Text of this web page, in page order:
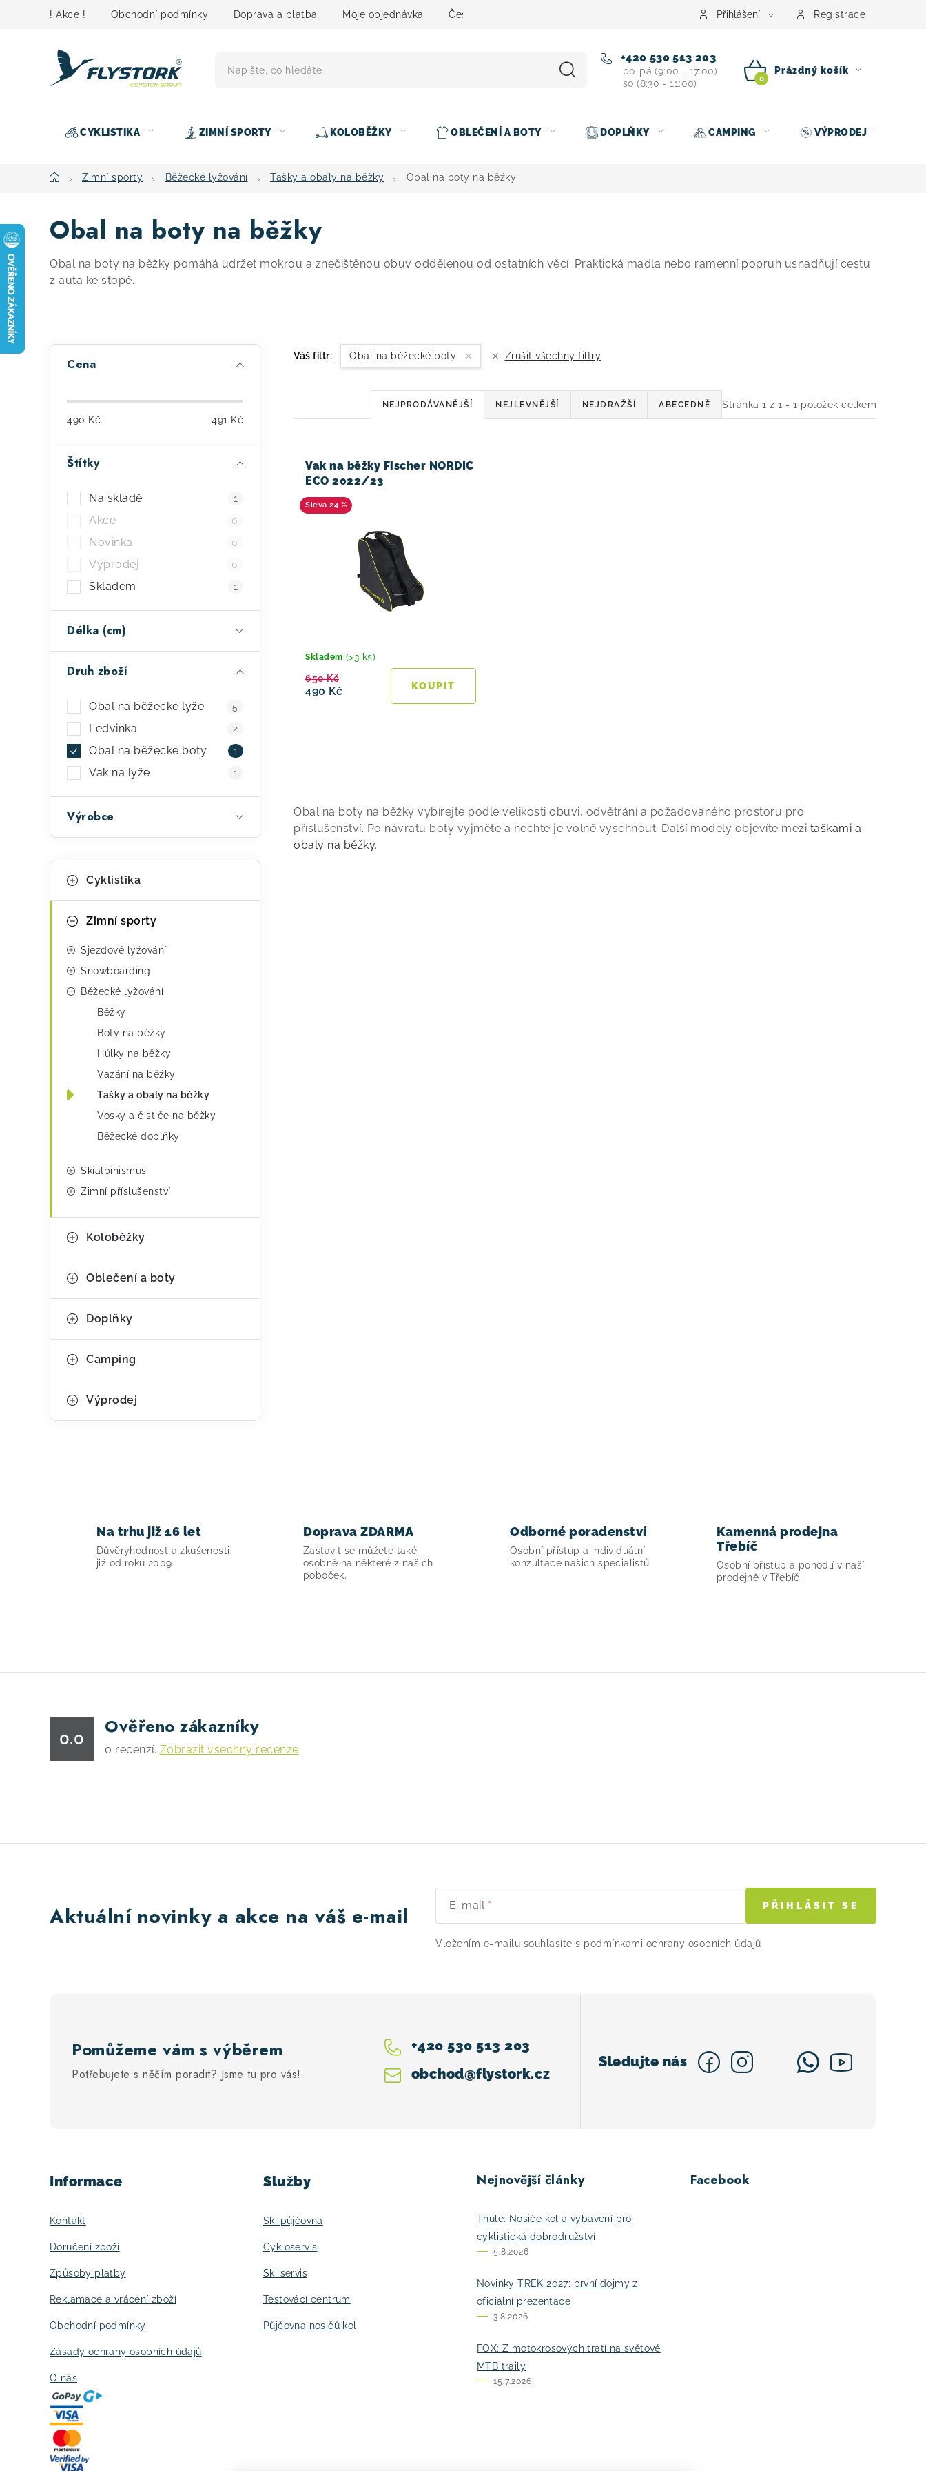
! Akce ! Obchodní podmínky Doprava a platba Moje objednávka Čeština Půjčovna nosičů kol Kontakt
Přihlášení Registrace
+420 530 513 203
po-pá (9:00 - 17:00)
so (8:30 - 11:00)
NÁKUPNÍ
Prázdný košík
CYKLISTIKA ZIMNÍ SPORTY KOLOBĚŽKY OBLEČENÍ A BOTY DOPLŇKY CAMPING VÝPRODEJ
DomůZimní sporty Běžecké lyžování Tašky a obaly na běžky Obal na boty na běžky
Obal na boty na běžky
Obal na boty na běžky pomáhá udržet mokrou a znečištěnou obuv oddělenou od ostatních věcí. Praktická madla nebo ramenní popruh usnadňují cestu
z auta ke stopě.
P
t
a
n
Cena
490 Kč 491 Kč
Štítky
Na skladě 1
Akce 0
Novinka 0
Výprodej 0
Skladem 1
Délka (cm)
Druh zboží
Obal na běžecké lyže 5
Ledvinka 2
Obal na běžecké boty 1
Vak na lyže 1
Výrobce
Přeskočit
kategorie
K
a
Cyklistika
Zimní sporty
Sjezdové lyžování
Snowboarding
Běžecké lyžování
Běžky
Boty na běžky
Hůlky na běžky
Vázání na běžky
Tašky a obaly na běžky
Vosky a čističe na běžky
Běžecké doplňky
Skialpinismus
Zimní příslušenství
Koloběžky
Oblečení a boty
Doplňky
Camping
Výprodej
Váš filtr: Obal na běžecké boty Zrušit všechny filtry
Stránka 1 z 1 - 1 položek celkem
Ř
a
z
e
í
p
r
o
u
NEJPRODÁVANĚJŠÍ NEJLEVNĚJŠÍ NEJDRAŽŠÍ ABECEDNĚ
V
ý
p
o
d
u
Vak na běžky Fischer NORDIC
ECO 2022/23
24 %
Skladem (>3 ks)
490 Kč
650 Kč
v
l
á
Obal na boty na běžky vybírejte podle velikosti obuvi, odvětrání a požadovaného prostoru pro
příslušenství. Po návratu boty vyjměte a nechte je volně vyschnout. Další modely objevíte mezi taškami a
obaly na běžky.
Na trhu již 16 let
Důvěryhodnost a zkušenosti
již od roku 2009.
Doprava ZDARMA
Zastavit se můžete také
osobně na některé z našich
poboček.
Odborné poradenství
Osobní přístup a individuální
konzultace našich specialistů
Kamenná prodejna
Třebíč
Osobní přístup a pohodlí v naší
prodejně v Třebíči.
0.0
Ověřeno zákazníky
0 recenzí. Zobrazit všechny recenze
Aktuální novinky a akce na váš e-mail E-mail
Vložením e-mailu souhlasíte s podmínkami ochrany osobních údajů
PŘIHLÁSIT SE
Pomůžeme vám s výběrem
Potřebujete s něčím poradit? Jsme tu pro vás! obchod@flystork.cz
+420 530 513 203
Informace
Kontakt
Doručení zboží
Způsoby platby
Reklamace a vrácení zboží
Obchodní podmínky
Zásady ochrany osobních údajů
O nás
Služby
Ski půjčovna
Cykloservis
Ski servis
Testovácí centrum
Půjčovna nosičů kol
Nejnovější články
Thule: Nosiče kol a vybavení pro
cyklistická dobrodružství
5.8.2026
Novinky TREK 2027: první dojmy z
oficiální prezentace
3.8.2026
FOX: Z motokrosových tratí na světové
MTB traily
15.7.2026
Facebook